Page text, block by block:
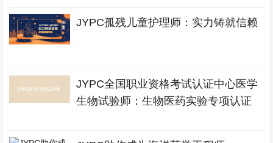
JYPC孤残儿童护理师：实力铸就信赖
JYPC全国职业资格考试认证中心医学
生物试验师：生物医药实验专项认证